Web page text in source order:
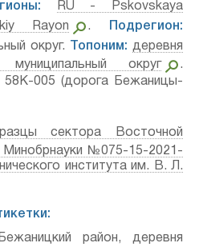
RU - Pskovskaya
Rayon
.
Подрегион:
округ.
Топоним: деревня
округ
.
58К-005 (дорога Бежаницы-
сектора Восточной
Минобрнауки №075-15-2021-
института им. В. Л.
район, деревня